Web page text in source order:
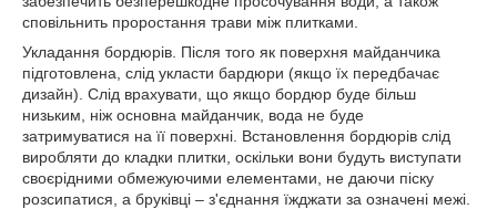
сповільнить проростання трави між плитками.
Укладання бордюрів. Після того як поверхня майданчика
підготовлена, слід укласти бардюри (якщо їх передбачає
дизайн). Слід врахувати, що якщо бордюр буде більш
низьким, ніж основна майданчик, вода не буде
затримуватися на її поверхні. Встановлення бордюрів слід
виробляти до кладки плитки, оскільки вони будуть виступати
своєрідними обмежуючими елементами, не даючи піску
розсипатися, а бруківці – з'єднання їжджати за означені межі.